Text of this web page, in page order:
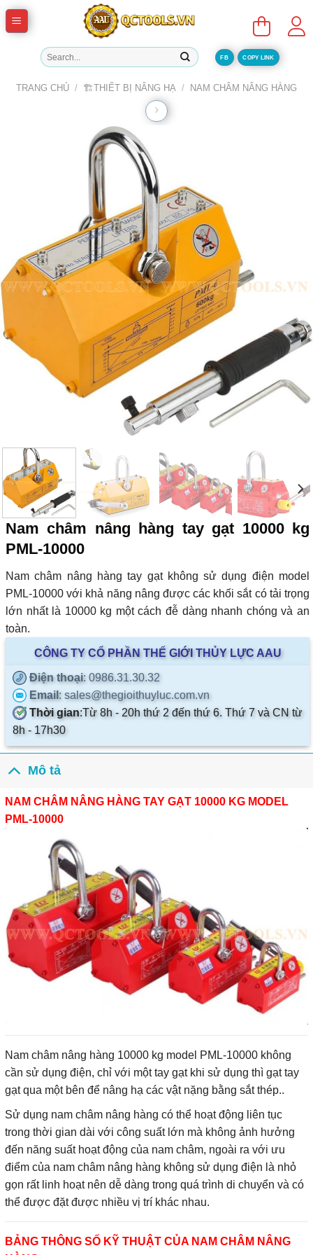
Skip
Tìm
kiếm:
FB COPY LINK
TRANG CHỦ / 🏗️THIẾT BỊ NÂNG HẠ / NAM CHÂM NÂNG HÀNG
Nam châm nâng hàng tay gạt 10000 kg
PML-10000
Nam châm nâng hàng tay gạt không sử dụng điện model
PML-10000 với khả năng nâng được các khối sắt có tải trọng
lớn nhất là 10000 kg một cách đễ dàng nhanh chóng và an
toàn.
CÔNG TY CỔ PHẦN THẾ GIỚI THỦY LỰC AAU
Điện thoại: 0986.31.30.32
Email: sales@thegioithuyluc.com.vn
Thời gian:Từ 8h - 20h thứ 2 đến thứ 6. Thứ 7 và CN từ
8h - 17h30
Mô tả
NAM CHÂM NÂNG HÀNG TAY GẠT 10000 KG MODEL
PML-10000
Nam châm nâng hàng 10000 kg model PML-10000 không
cần sử dụng điện, chỉ với một tay gạt khi sử dụng thì gạt tay
gạt qua một bên để nâng hạ các vật nặng bằng sắt thép..
Sử dụng nam châm nâng hàng có thể hoạt động liên tục
trong thời gian dài với công suất lớn mà không ảnh hưởng
đến năng suất hoạt động của nam châm, ngoài ra với ưu
điểm của nam châm nâng hàng không sử dụng điện là nhỏ
gọn rất linh hoạt nên dễ dàng trong quá trình di chuyển và có
thể được đặt được nhiều vị trí khác nhau.
BẢNG THÔNG SỐ KỸ THUẬT CỦA NAM CHÂM NÂNG